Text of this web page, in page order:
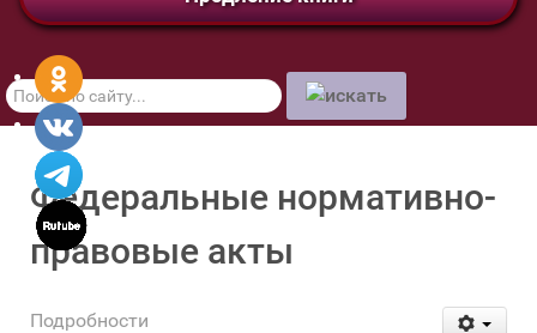
Поиск
по
сайту
Федеральные нормативно-
правовые акты
Подробности